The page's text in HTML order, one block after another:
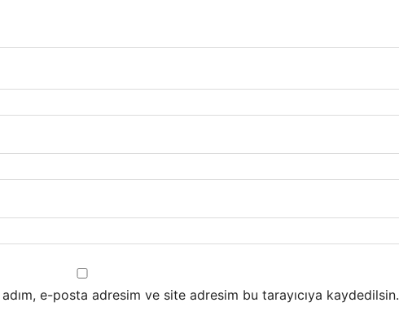
e-posta adresim ve site adresim bu tarayıcıya kaydedilsin.